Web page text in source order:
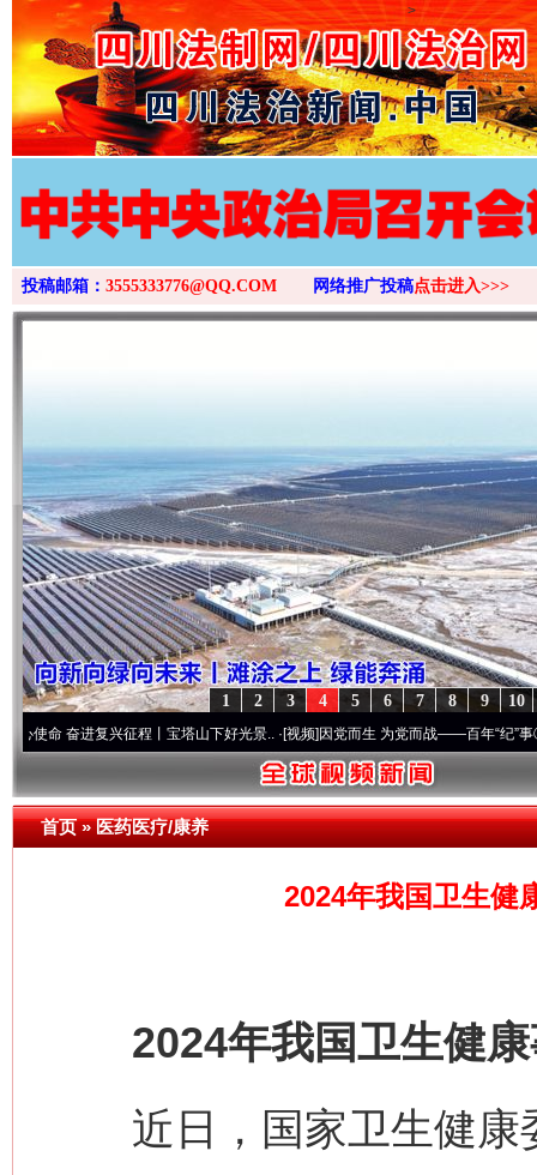
>
投稿邮箱： 3555333776@QQ.COM 网络推广投稿点击进入>>>
10
9
8
7
6
5
4
3
2
1
进复兴征程丨宝塔山下好光景..·[视频]因党而生 为党而战——百年“纪”事⑧加强纪
首页»医药医疗/康养
2024年我国卫生
2024年我国卫生健康
近日，国家卫生健康